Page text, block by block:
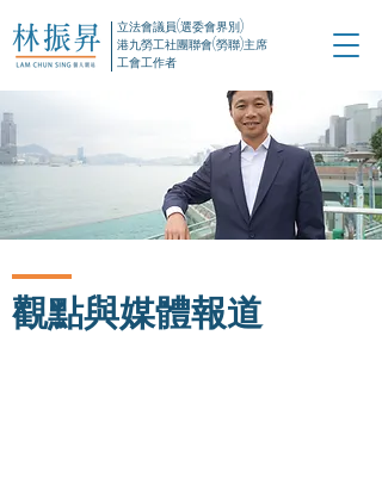
立法會議員(選委會界別)
港九勞工社團聯會(勞聯)主席
工會工作者
觀點與媒體報道